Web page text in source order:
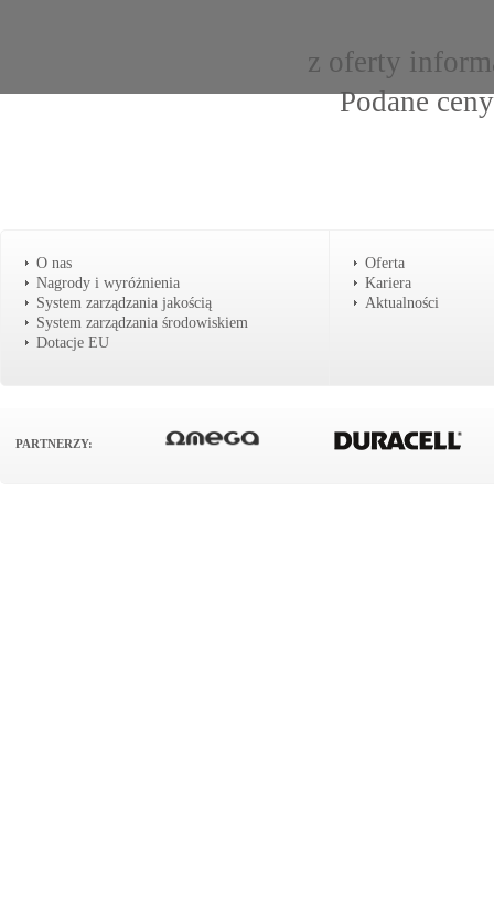
z oferty
Podane
O nas
Nagrody i wyróżnienia
System zarządzania jakością
System zarządzania środowiskiem
Dotacje EU
Oferta
Kariera
Aktualności
PARTNERZY: